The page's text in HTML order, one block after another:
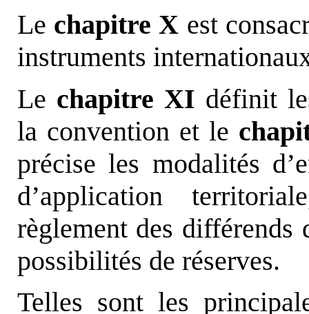
Le chapitre X est
instruments
Le chapitre XI définit
la convention et le
précise les modalités
d’application
règlement des
possibilités de réserves.
Telles sont les